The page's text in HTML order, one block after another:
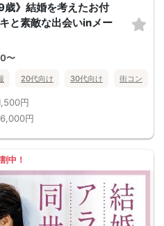
》結婚を考えたお付
と素敵な出会いinメー
〜
20代向け 30代向け 街コン
円
6,000円
中！